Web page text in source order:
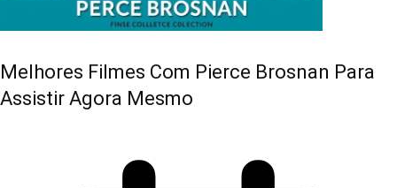
Melhores Filmes Com Pierce Brosnan Para
Assistir Agora Mesmo